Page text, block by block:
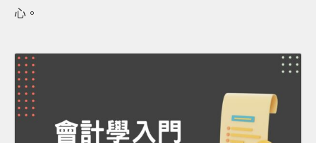
心。